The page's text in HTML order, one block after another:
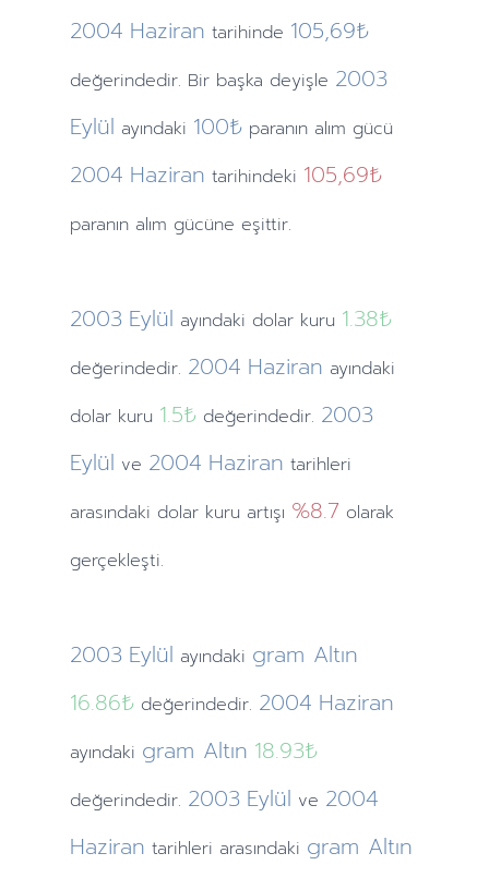
2004 Haziran tarihinde 105,69₺
değerindedir. Bir başka deyişle 2003
Eylül ayındaki 100₺ paranın alım gücü
2004 Haziran tarihindeki 105,69₺
paranın alım gücüne eşittir.
2003 Eylül ayındaki dolar kuru 1.38₺
değerindedir. 2004 Haziran ayındaki
dolar kuru 1.5₺değerindedir. 2003
Eylül ve 2004 Haziran tarihleri
arasındaki dolar kuru artışı %8.7 olarak
gerçekleşti.
2003 Eylül ayındaki gram Altın
16.86₺değerindedir. 2004 Haziran
ayındaki gram Altın 18.93₺
değerindedir. 2003 Eylül ve 2004
Haziran tarihleri arasındaki gram Altın